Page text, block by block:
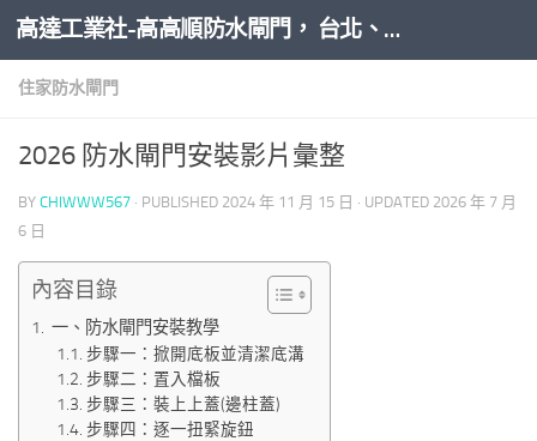
Skip to content 高達工業社-高高順防水閘門， 台北、新北、桃園、新竹、台中、台南、高雄全台防水閘門推薦安裝
住家防水閘門
2026 防水閘門安裝影片彙整
BY CHIWWW567 · PUBLISHED 2024 年 11 月 15 日 · UPDATED 2026 年 7 月
6 日
內容目錄
一、防水閘門安裝教學
步驟一：掀開底板並清潔底溝
步驟二：置入檔板
步驟三：裝上上蓋(邊柱蓋)
步驟四：逐一扭緊旋鈕